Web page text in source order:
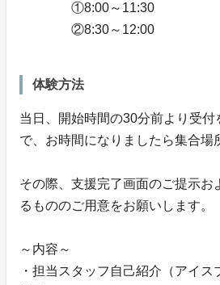
①8:00～11:30
②8:30～12:00
体験方法
当日、開始時間の30分前より受
で、お時間になりましたら集合場
その際、支援完了画面のご提示お
るもののご用意をお願いします。
～内容～
・担当スタッフ自己紹介（アイ